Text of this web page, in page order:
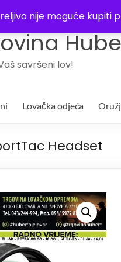
nije moguće kupiti
savršeni lov!
Lovačka odjeća
Headset